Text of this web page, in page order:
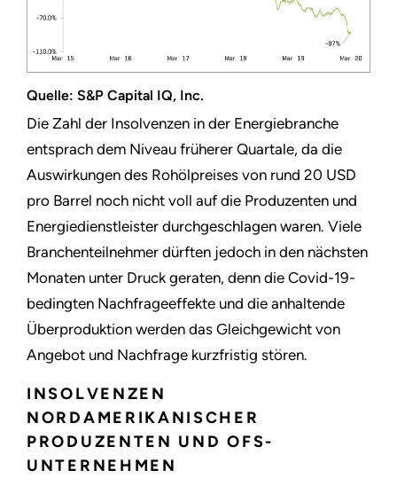
Quelle: S&P Capital IQ, Inc.
Die Zahl der Insolvenzen in der Energiebranche
entsprach dem Niveau früherer Quartale, da die
Auswirkungen des Rohölpreises von rund 20 USD
pro Barrel noch nicht voll auf die Produzenten und
Energiedienstleister durchgeschlagen waren. Viele
Branchenteilnehmer dürften jedoch in den nächsten
Monaten unter Druck geraten, denn die Covid-19-
bedingten Nachfrageeffekte und die anhaltende
Überproduktion werden das Gleichgewicht von
Angebot und Nachfrage kurzfristig stören.
INSOLVENZEN
NORDAMERIKANISCHER
PRODUZENTEN UND OFS-
UNTERNEHMEN